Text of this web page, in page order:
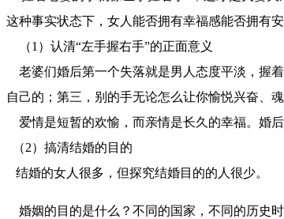
这种事实状态下，女人能否拥有幸福感能否拥有
（1）认清“左手握右手”的正面意义
老婆们婚后第一个失落就是男人态度平淡，握
自己的；第三，别的手无论怎么让你愉悦兴奋、
爱情是短暂的欢愉，而亲情是长久的幸福。婚
（2）搞清结婚的目的
结婚的女人很多，但探究结婚目的的人很少。
婚姻的目的是什么？不同的国家，不同的历史